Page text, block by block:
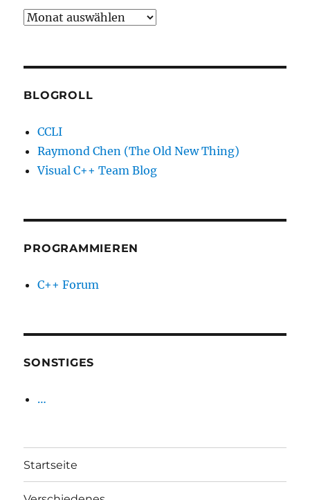
Archiv
BLOGROLL
CCLI
Raymond Chen (The Old New Thing)
Visual C++ Team Blog
PROGRAMMIEREN
C++ Forum
SONSTIGES
…
Startseite